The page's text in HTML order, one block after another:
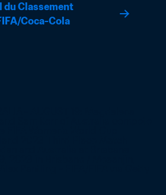
du Classement
Coca-Cola